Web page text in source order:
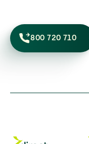
800 720 710